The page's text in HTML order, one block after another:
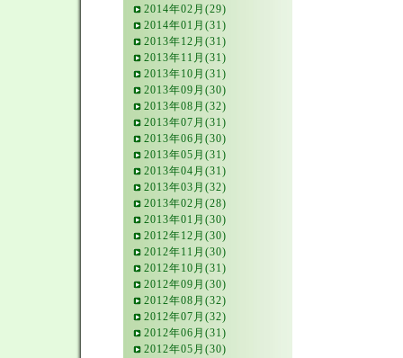
2014年02月(29)
2014年01月(31)
2013年12月(31)
2013年11月(31)
2013年10月(31)
2013年09月(30)
2013年08月(32)
2013年07月(31)
2013年06月(30)
2013年05月(31)
2013年04月(31)
2013年03月(32)
2013年02月(28)
2013年01月(30)
2012年12月(30)
2012年11月(30)
2012年10月(31)
2012年09月(30)
2012年08月(32)
2012年07月(32)
2012年06月(31)
2012年05月(30)